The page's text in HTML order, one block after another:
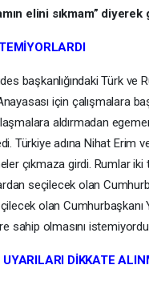
elini sıkmam” diyerek
başkanlığındaki Türk ve
için çalışmalara
aldırmadan
Türkiye adına Nihat Erim
çıkmaza girdi. Rumlar
seçilecek olan
olan Cumhurbaşkanı
sahip olmasını istemiyordu.
UYARILARI DİKKATE